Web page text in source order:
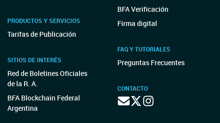
PRODUCTOS Y SERVICIOS
Tarifas de Publicación
SITIOS DE INTERÉS
Red de Boletines Oficiales
de la R. A.
BFA Blockchain Federal
Argentina
BFA Verificación
Firma digital
FAQ Y TUTORIALES
Preguntas Frecuentes
CONTACTO